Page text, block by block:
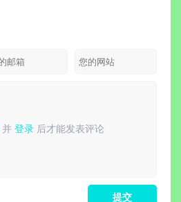
并 登录 后才能发表评论
注册后再发表评论！